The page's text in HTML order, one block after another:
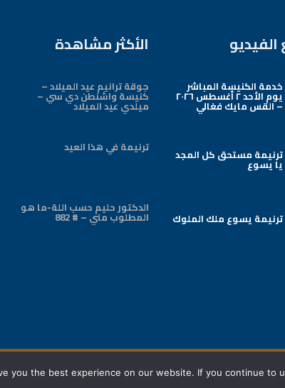
خدمة الكنيسة المباشر
يوم الأحد ٢ أغسطس ٢٠٢٦
– القس مايك فغالي
ترنيمة مستحق كل المجد
يا يسوع
ترنيمة يسوع ملك الملوك
الأكثر مشاهدة
جوقة ترانيم عيد الميلاد –
كنيسة واشنطن دي سي –
ميلدي عيد الميلاد
ترنيمة في هذا العيد
الدكتور حليم حسب اللة-ما هو
المطلوب مني – # 882
All copyrights reserved ©2026 - View OurPrivacy Policy
you the best experience on our website. If you continue to